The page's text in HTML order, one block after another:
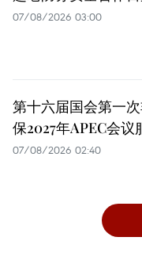
07/08/2026 03:00
第十六届国会第一
保2027年APEC会
07/08/2026 02:40